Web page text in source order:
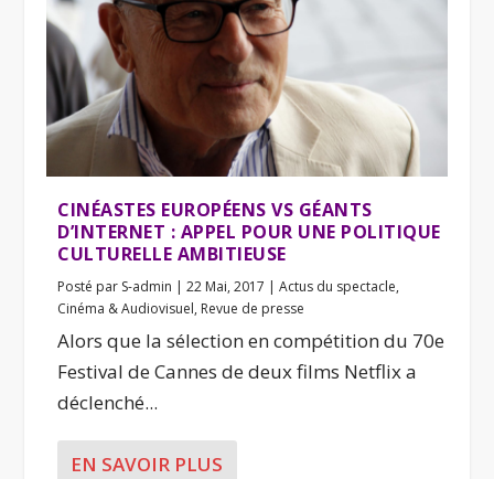
CINÉASTES EUROPÉENS VS GÉANTS
D’INTERNET : APPEL POUR UNE POLITIQUE
CULTURELLE AMBITIEUSE
Posté par S-admin |22 Mai, 2017 |Actus du spectacle,
Cinéma & Audiovisuel, Revue de presse
Alors que la sélection en compétition du 70e
Festival de Cannes de deux films Netflix a
déclenché...
EN SAVOIR PLUS